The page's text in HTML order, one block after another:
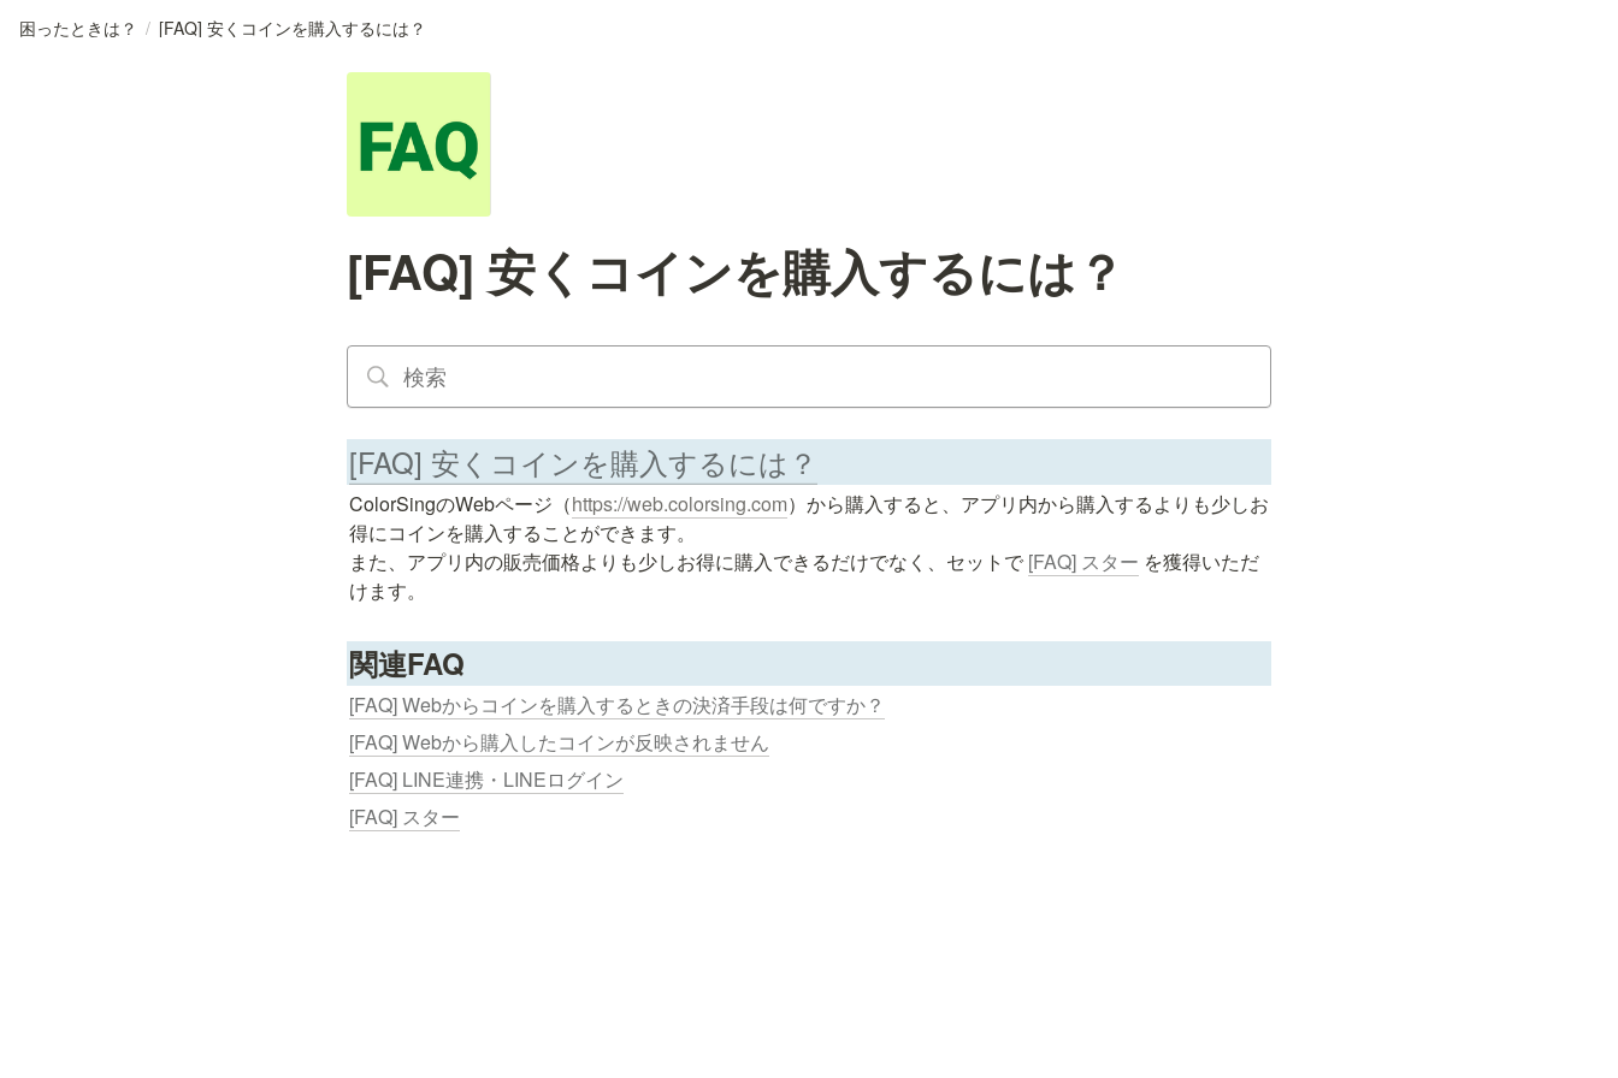
困ったときは？ / [FAQ] 安くコインを購入するには？
[FAQ] 安くコインを購入するには？
[FAQ] 安くコインを購入するには？
ColorSingのWebページ（https://web.colorsing.com）から購入すると、アプリ内から購入するよりも少しお
得にコインを購入することができます。
また、アプリ内の販売価格よりも少しお得に購入できるだけでなく、セットで [FAQ] スター を獲得いただ
けます。
関連FAQ
[FAQ] Webからコインを購入するときの決済手段は何ですか？
[FAQ] Webから購入したコインが反映されません
[FAQ] LINE連携・LINEログイン
[FAQ] スター